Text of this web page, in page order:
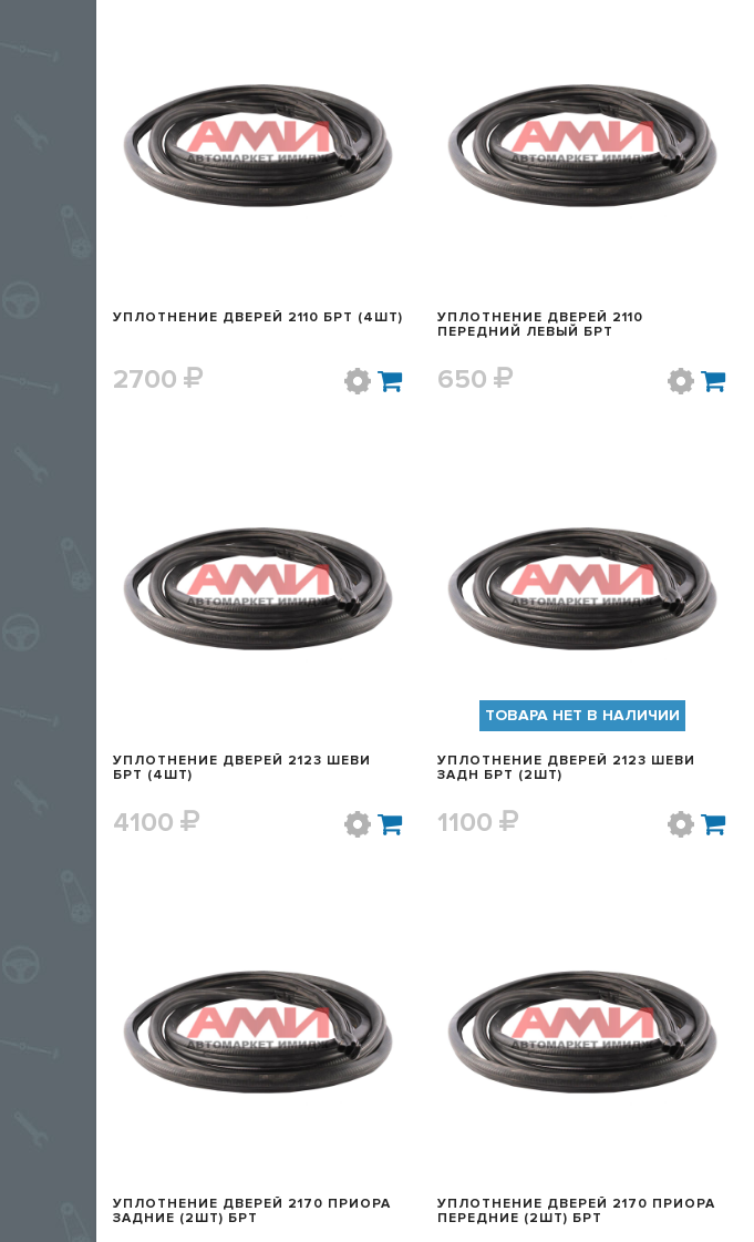
БЫСТРЫЙ ПРОСМОТР
УПЛОТНЕНИЕ ДВЕРЕЙ 2110 БРТ (4ШТ)
2700
БЫСТРЫЙ ПРОСМОТР
УПЛОТНЕНИЕ ДВЕРЕЙ 2110
ПЕРЕДНИЙ ЛЕВЫЙ БРТ
650
БЫСТРЫЙ ПРОСМОТР
УПЛОТНЕНИЕ ДВЕРЕЙ 2123 ШЕВИ
БРТ (4ШТ)
4100
БЫСТРЫЙ ПРОСМОТР
ТОВАРА НЕТ В НАЛИЧИИ
УПЛОТНЕНИЕ ДВЕРЕЙ 2123 ШЕВИ
ЗАДН БРТ (2ШТ)
1100
БЫСТРЫЙ ПРОСМОТР
УПЛОТНЕНИЕ ДВЕРЕЙ 2170 ПРИОРА
ЗАДНИЕ (2ШТ) БРТ
БЫСТРЫЙ ПРОСМОТР
УПЛОТНЕНИЕ ДВЕРЕЙ 2170 ПРИОРА
ПЕРЕДНИЕ (2ШТ) БРТ